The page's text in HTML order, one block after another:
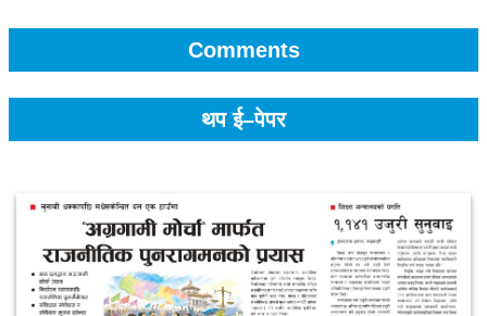
Comments
थप ई–पेपर